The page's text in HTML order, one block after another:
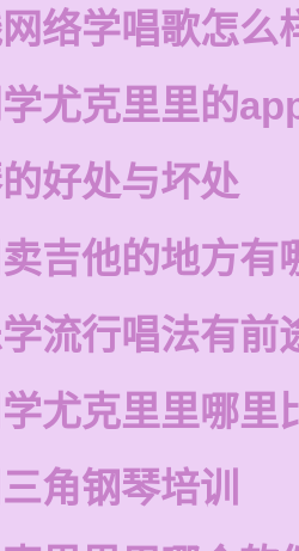
络学唱歌怎么
尤克里里的
好处与坏处
吉他的地方有
流行唱法有前
尤克里里哪里
角钢琴培训